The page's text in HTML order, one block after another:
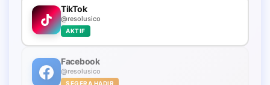
TikTok
@resolusico
AKTIF
Facebook
@resolusico
SEGERA HADIR